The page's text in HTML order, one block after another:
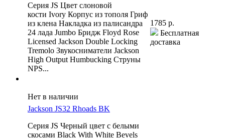
Серия JS Цвет слоновой
кости Ivory Корпус из тополя Гриф
из клена Накладка из палисандра
24 лада Jumbo Бридж Floyd Rose
Licensed Jackson Double Locking
Tremolo Звукосниматели Jackson
High Output Humbucking Струны
NPS...
1785 р.
Бесплатная
доставка
Нет в наличии
Jackson JS32 Rhoads BK
Серия JS Черный цвет с белыми
скосами Black With White Bevels